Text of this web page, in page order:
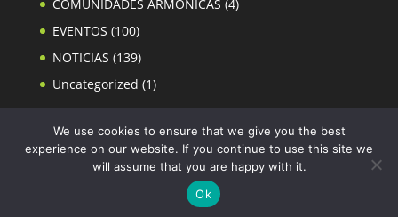
COMUNIDADES ARMONICAS (4)
EVENTOS (100)
NOTICIAS (139)
Uncategorized (1)
We use cookies to ensure that we give you the best
experience on our website. If you continue to use this site we
will assume that you are happy with it.
Ok